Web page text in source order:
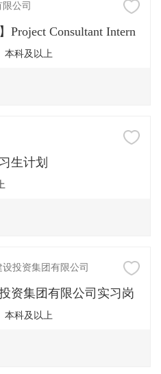
公司
Project Consultant Intern
本科及以上
生计划
投资集团有限公司
资集团有限公司实习岗
本科及以上